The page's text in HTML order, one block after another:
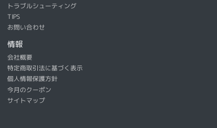
トラブルシューティング
TIPS
お問い合わせ
情報
会社概要
特定商取引法に基づく表示
個人情報保護方針
今月のクーポン
サイトマップ